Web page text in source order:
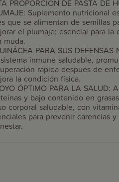
PROPORCIÓN DE PASTA DE
Suplemento nutricional
que se alimentan de semillas
el plumaje; esencial para la
muda.
PARA SUS DEFENSAS
inmune saludable,
rápida después de
la condición física.
ÓPTIMO PARA LA SALUD:
y bajo contenido en
corporal saludable, con
para prevenir carencias